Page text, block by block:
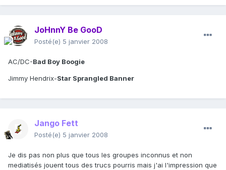
JoHnnY Be GooD
Posté(e) 5 janvier 2008
AC/DC-Bad Boy Boogie
Jimmy Hendrix-Star Sprangled Banner
Jango Fett
Posté(e) 5 janvier 2008
Je dis pas non plus que tous les groupes inconnus et non
mediatisés jouent tous des trucs pourris mais j'ai l'impression que